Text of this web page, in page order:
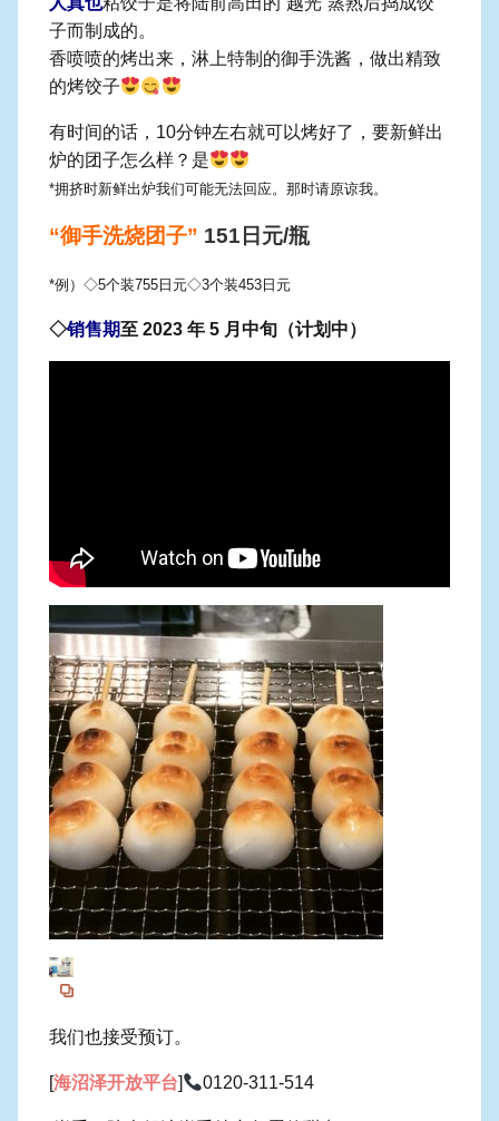
子而制成的。
香喷喷的烤出来，淋上特制的御手洗酱，做出精致
的烤饺子
有时间的话，10分钟左右就可以烤好了，要新鲜出
炉的团子怎么样？是
*拥挤时新鲜出炉我们可能无法回应。那时请原谅我。
“御手洗烧团子” 151日元/瓶
*例）◇5个装755日元◇3个装453日元
◇销售期至 2023 年 5 月中旬（计划中）
我们也接受预订。
[海沼泽开放平台] 0120-311-514